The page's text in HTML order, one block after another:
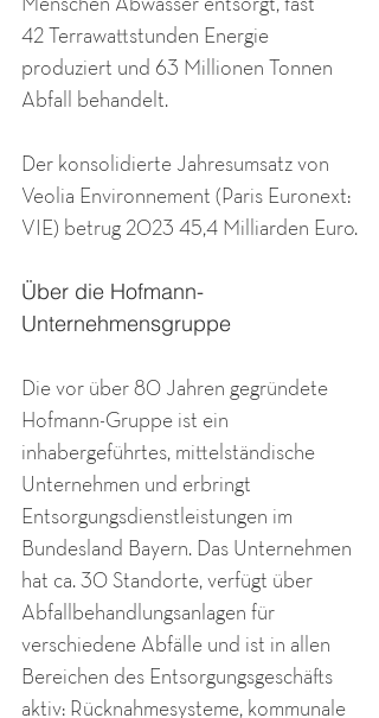
42 Terrawattstunden Energie
produziert und 63 Millionen Tonnen
Abfall behandelt.
Der konsolidierte Jahresumsatz von
Veolia Environnement (Paris Euronext:
VIE) betrug 2023 45,4 Milliarden Euro.
Über die Hofmann-
Unternehmensgruppe
Die vor über 80 Jahren gegründete
Hofmann-Gruppe ist ein
inhabergeführtes, mittelständische
Unternehmen und erbringt
Entsorgungsdienstleistungen im
Bundesland Bayern. Das Unternehmen
hat ca. 30 Standorte, verfügt über
Abfallbehandlungsanlagen für
verschiedene Abfälle und ist in allen
Bereichen des Entsorgungsgeschäfts
aktiv: Rücknahmesysteme, kommunale